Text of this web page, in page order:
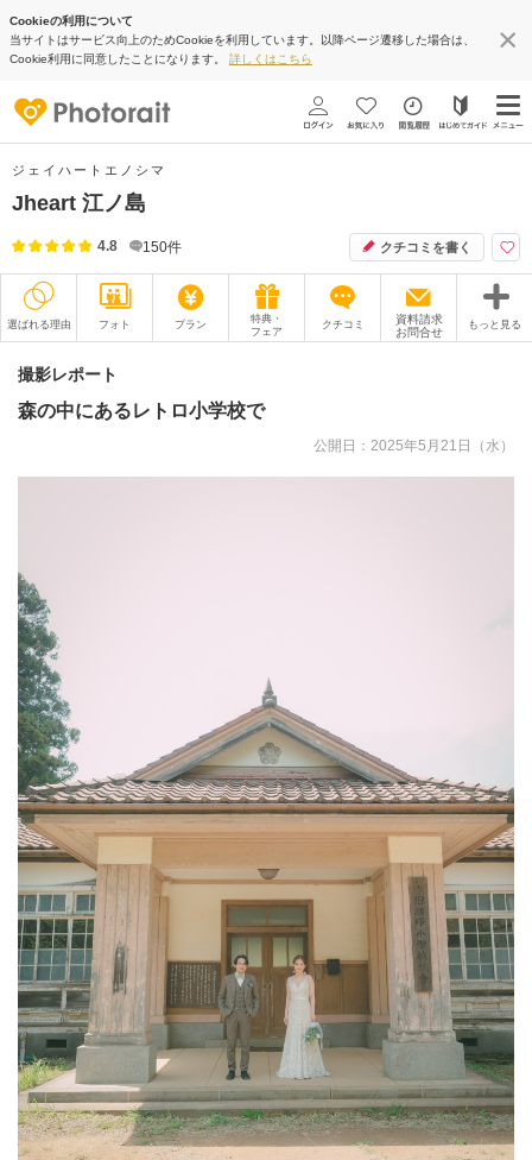
Cookieの利用について
当サイトはサービス向上のためCookieを利用しています。以降ページ遷移した場合は、
Cookie利用に同意したことになります。 詳しくはこちら
ジェイハートエノシマ
Jheart 江ノ島
4.8 150件 クチコミを書く
選ばれる理由 フォト プラン
特典・
フェア
クチコミ
資料請求
お問合せ
もっと見る
撮影レポート
衣装
チャペルでの撮影 フォト＋会食
海での撮影 ペットと撮影
人気スポットでの撮影 神社・寺院での撮影
庭園での撮影
衣装の試着
スタジオでの撮影 衣装追加無料
豊富な白無垢
動画の作成
撮影レポート
森の中にあるレトロ小学校で
公開日：2025年5月21日（水）